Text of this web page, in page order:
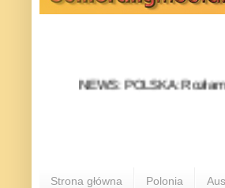
NEWS: POLSKA: Rozłam w
Strona główna Polonia